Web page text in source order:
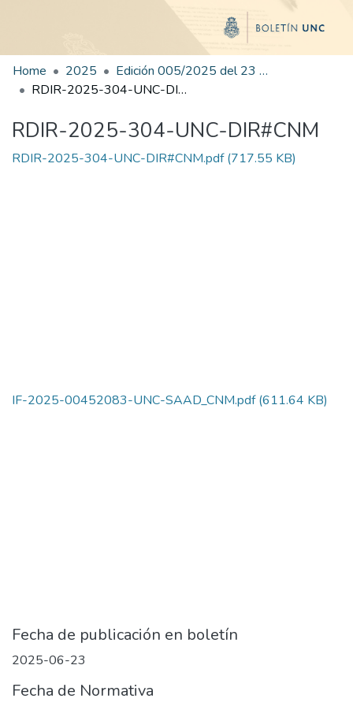
Home 2025
Edición 005/2025 del 23 de junio de 2025
RDIR-2025-304-UNC-DIR#CNM
RDIR-2025-304-UNC-DIR#CNM
RDIR-2025-304-UNC-DIR#CNM.pdf(717.55 KB)
IF-2025-00452083-UNC-SAAD_CNM.pdf(611.64 KB)
Fecha de publicación en boletín
2025-06-23
Fecha de Normativa